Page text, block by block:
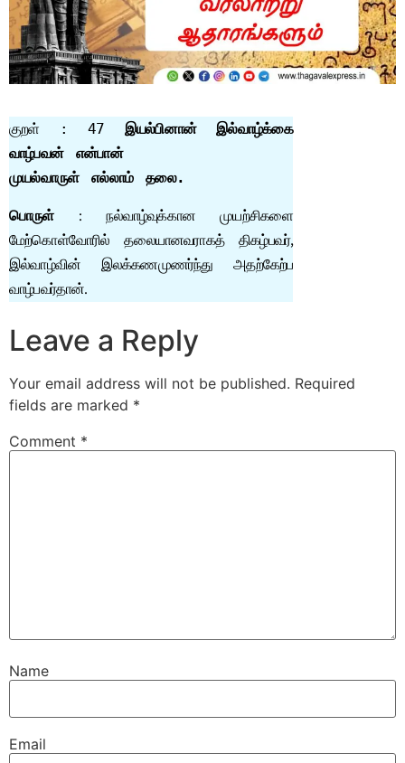
குறள் : 47 இயல்பினான் இல்வாழ்க்கை
வாழ்பவன் என்பான்
முயல்வாருள் எல்லாம் தலை.
பொருள்: நல்வாழ்வுக்கான முயற்சிகளை
மேற்கொள்வோரில் தலையானவராகத் திகழ்பவர்,
இல்வாழ்வின் இலக்கணமுணர்ந்து அதற்கேற்ப
வாழ்பவர்தான்.
Leave a Reply
Your email address will not be published. Required
fields are marked *
Comment *
Name
Email